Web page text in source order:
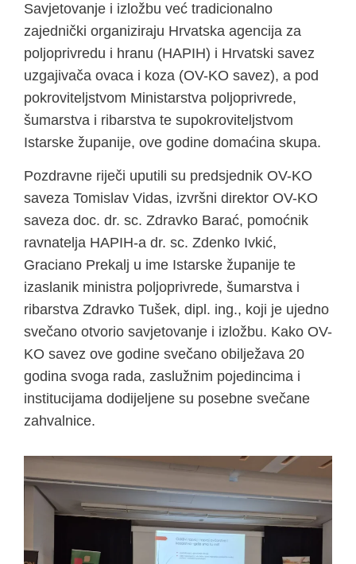
Savjetovanje i izložbu već tradicionalno
zajednički organiziraju Hrvatska agencija za
poljoprivredu i hranu (HAPIH) i Hrvatski savez
uzgajivača ovaca i koza (OV-KO savez), a pod
pokroviteljstvom Ministarstva poljoprivrede,
šumarstva i ribarstva te supokroviteljstvom
Istarske županije, ove godine domaćina skupa.
Pozdravne riječi uputili su predsjednik OV-KO
saveza Tomislav Vidas, izvršni direktor OV-KO
saveza doc. dr. sc. Zdravko Barać, pomoćnik
ravnatelja HAPIH-a dr. sc. Zdenko Ivkić,
Graciano Prekalj u ime Istarske županije te
izaslanik ministra poljoprivrede, šumarstva i
ribarstva Zdravko Tušek, dipl. ing., koji je ujedno
svečano otvorio savjetovanje i izložbu. Kako OV-
KO savez ove godine svečano obilježava 20
godina svoga rada, zaslužnim pojedincima i
institucijama dodijeljene su posebne svečane
zahvalnice.